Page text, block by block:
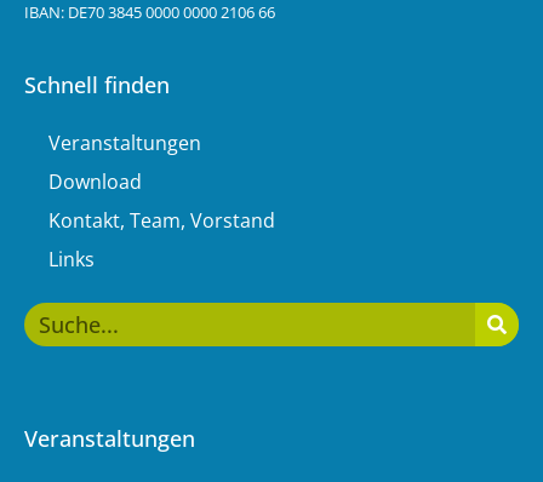
IBAN: DE70 3845 0000 0000 2106 66
Schnell finden
Veranstaltungen
Download
Kontakt, Team, Vorstand
Links
Veranstaltungen